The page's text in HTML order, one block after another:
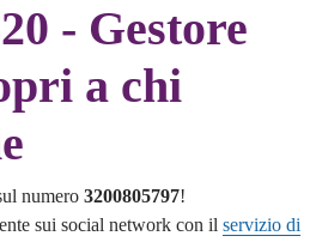
- Gestore
a chi
numero 3200805797!
sui social network con il servizio di